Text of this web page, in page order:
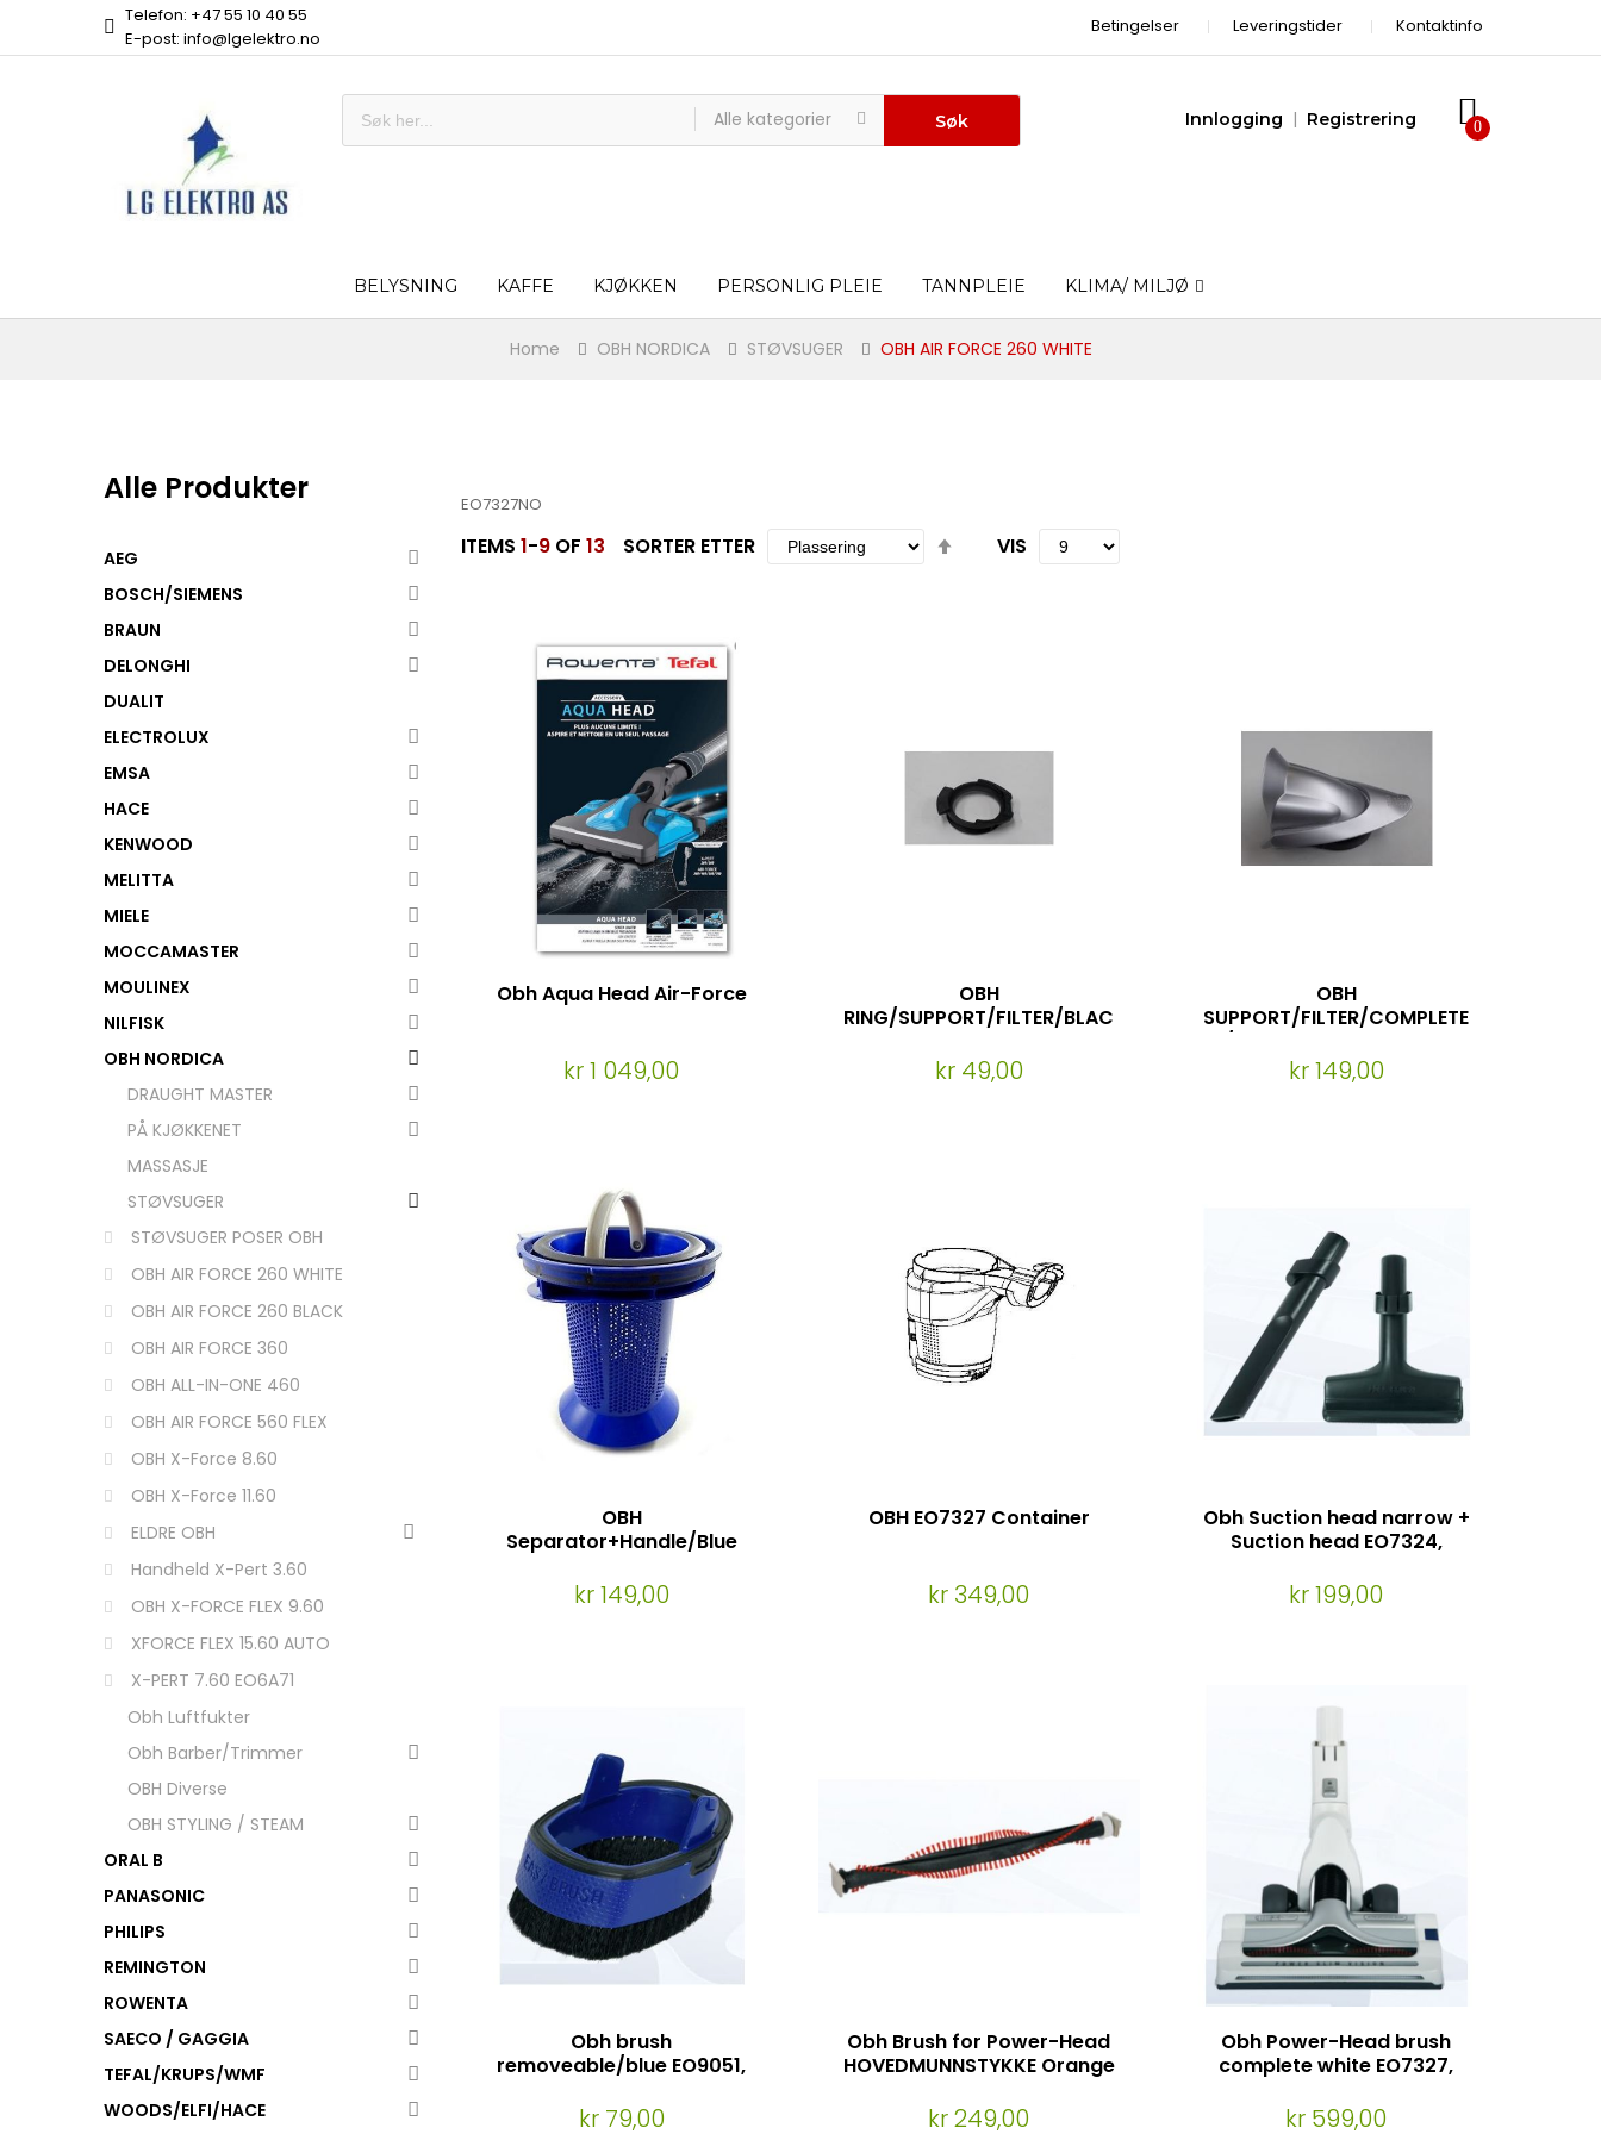
Telefon: +47 55 10 40 55
E-post: info@lgelektro.no
Betingelser Leveringstider Kontaktinfo
Alle kategorier Søk Innlogging Registrering
BELYSNING KAFFE KJØKKEN PERSONLIG PLEIE TANNPLEIE KLIMA/ MILJØ
Home OBH NORDICA STØVSUGER OBH AIR FORCE 260 WHITE
EO7327NO
ITEMS 1-9 OF 13 SORTER ETTER
Descending
VIS
Obh Aqua Head Air-Force
kr 1 049,00
OBH
RING/SUPPORT/FILTER/BLAC
kr 49,00
OBH
SUPPORT/FILTER/COMPLETE
/GREY EO7324, EO7327,
EO9051
kr 149,00
OBH
Separator+Handle/Blue
kr 149,00
OBH EO7327 Container
kr 349,00
Obh Suction head narrow +
Suction head EO7324,
EO7327, EO9291, EO9290
kr 199,00
Obh brush
removeable/blue EO9051,
kr 79,00
Obh Brush for Power-Head
HOVEDMUNNSTYKKE Orange
EO9471, EO7327, EO9291,
kr 249,00
Obh Power-Head brush
complete white EO7327,
kr 599,00
Alle Produkter
AEG
BOSCH/SIEMENS
BRAUN
DELONGHI
DUALIT
ELECTROLUX
EMSA
HACE
KENWOOD
MELITTA
MIELE
MOCCAMASTER
MOULINEX
NILFISK
OBH NORDICA
DRAUGHT MASTER
PÅ KJØKKENET
MASSASJE
STØVSUGER
STØVSUGER POSER OBH
OBH AIR FORCE 260 WHITE
OBH AIR FORCE 260 BLACK
OBH AIR FORCE 360
OBH ALL-IN-ONE 460
OBH AIR FORCE 560 FLEX
OBH X-Force 8.60
OBH X-Force 11.60
ELDRE OBH
Handheld X-Pert 3.60
OBH X-FORCE FLEX 9.60
XFORCE FLEX 15.60 AUTO
X-PERT 7.60 EO6A71
Obh Luftfukter
Obh Barber/Trimmer
OBH Diverse
OBH STYLING / STEAM
ORAL B
PANASONIC
PHILIPS
REMINGTON
ROWENTA
SAECO / GAGGIA
TEFAL/KRUPS/WMF
WOODS/ELFI/HACE